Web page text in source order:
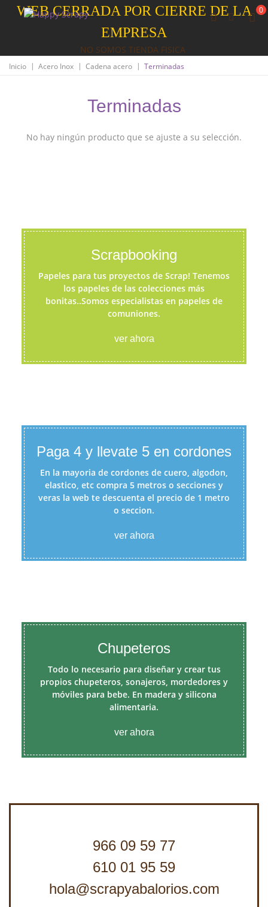
WEB CERRADA POR CIERRE DE LA
EMPRESA
NO SOMOS TIENDA FISICA
0
Inicio | Acero Inox | Cadena acero | Terminadas
Terminadas
No hay ningún producto que se ajuste a su selección.
Scrapbooking
Papeles para tus proyectos de Scrap! Tenemos
los papeles de las colecciones más
bonitas..Somos especialistas en papeles de
comuniones.
ver ahora
Paga 4 y llevate 5 en cordones
En la mayoria de cordones de cuero, algodon,
elastico, etc compra 5 metros o secciones y
veras la web te descuenta el precio de 1 metro
o seccion.
ver ahora
Chupeteros
Todo lo necesario para diseñar y crear tus
propios chupeteros, sonajeros, mordedores y
móviles para bebe. En madera y silicona
alimentaria.
ver ahora
966 09 59 77
610 01 95 59
hola@scrapyabalorios.com